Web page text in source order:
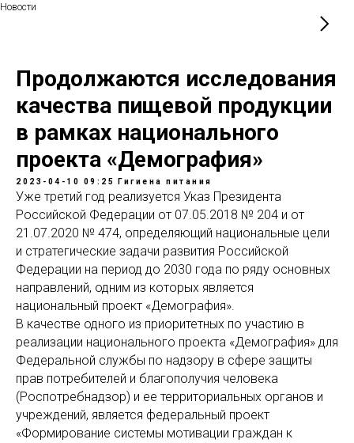
Новости
Продолжаются исследования
качества пищевой продукции
в рамках национального
проекта «Демография»
2023-04-10 09:25 Гигиена питания
Уже третий год реализуется Указ Президента
Российской Федерации от 07.05.2018 № 204 и от
21.07.2020 № 474, определяющий национальные цели
и стратегические задачи развития Российской
Федерации на период до 2030 года по ряду основных
направлений, одним из которых является
национальный проект «Демография».
В качестве одного из приоритетных по участию в
реализации национального проекта «Демография» для
Федеральной службы по надзору в сфере защиты
прав потребителей и благополучия человека
(Роспотребнадзор) и ее территориальных органов и
учреждений, является федеральный проект
«Формирование системы мотивации граждан к